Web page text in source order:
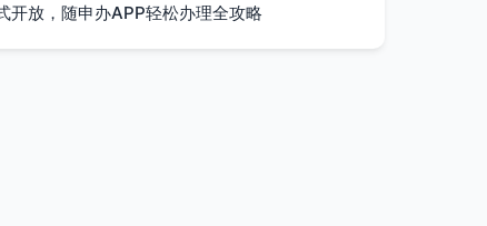
开放，随申办APP轻松办理全攻略